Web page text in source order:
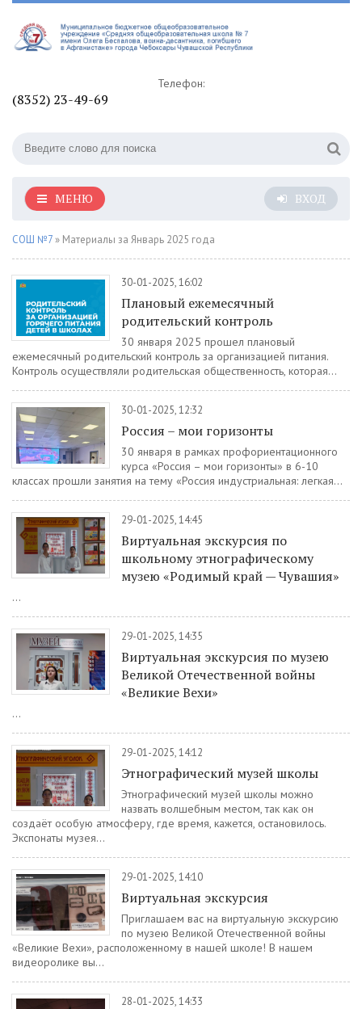
Телефон:
(8352) 23-49-69
ВХОД
МЕНЮ
СОШ №7 » Материалы за Январь 2025 года
30-01-2025, 16:02
Плановый ежемесячный
родительский контроль
30 января 2025 прошел плановый
ежемесячный родительский контроль за организацией питания.
Контроль осуществляли родительская общественность, которая...
30-01-2025, 12:32
Россия – мои горизонты
30 января в рамках профориентационного
курса «Россия – мои горизонты» в 6-10
классах прошли занятия на тему «Россия индустриальная: легкая...
29-01-2025, 14:45
Виртуальная экскурсия по
школьному этнографическому
музею «Родимый край — Чувашия»
...
29-01-2025, 14:35
Виртуальная экскурсия по музею
Великой Отечественной войны
«Великие Вехи»
...
29-01-2025, 14:12
Этнографический музей школы
Этнографический музей школы можно
назвать волшебным местом, так как он
создаёт особую атмосферу, где время, кажется, остановилось.
Экспонаты музея...
29-01-2025, 14:10
Виртуальная экскурсия
Приглашаем вас на виртуальную экскурсию
по музею Великой Отечественной войны
«Великие Вехи», расположенному в нашей школе! В нашем
видеоролике вы...
28-01-2025, 14:33